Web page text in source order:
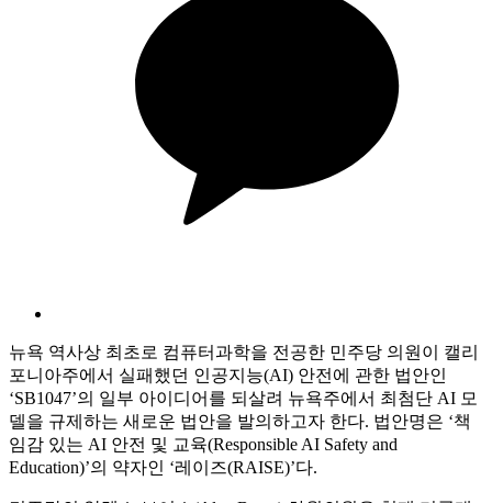
뉴욕 역사상 최초로 컴퓨터과학을 전공한 민주당 의원이 캘리
포니아주에서 실패했던 인공지능(AI) 안전에 관한 법안인
‘SB1047’의 일부 아이디어를 되살려 뉴욕주에서 최첨단 AI 모
델을 규제하는 새로운 법안을 발의하고자 한다. 법안명은 ‘책
임감 있는 AI 안전 및 교육(Responsible AI Safety and
Education)’의 약자인 ‘레이즈(RAISE)’다.